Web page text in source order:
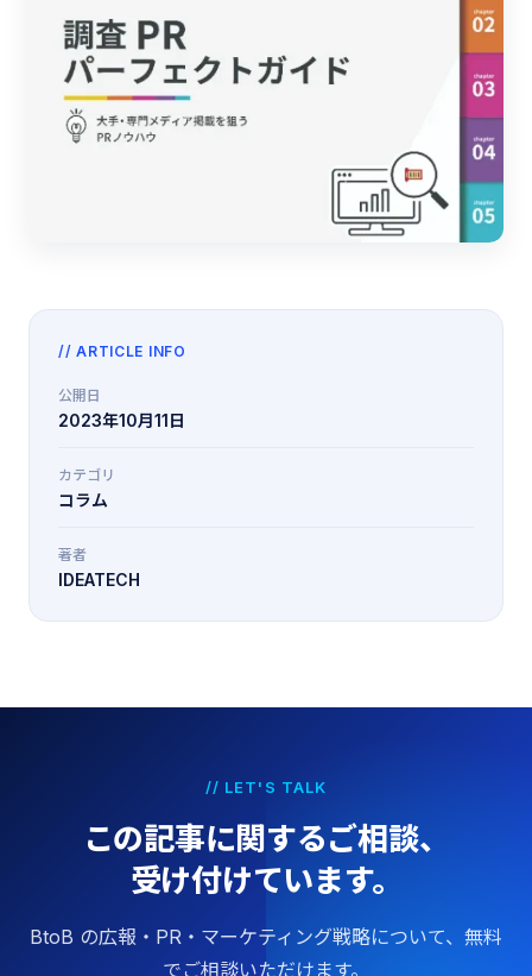
// ARTICLE INFO
公開日
2023年10月11日
カテゴリ
コラム
著者
IDEATECH
// LET'S TALK
この記事に関するご相談、
受け付けています。
BtoB の広報・PR・マーケティング戦略について、無料
でご相談いただけます。